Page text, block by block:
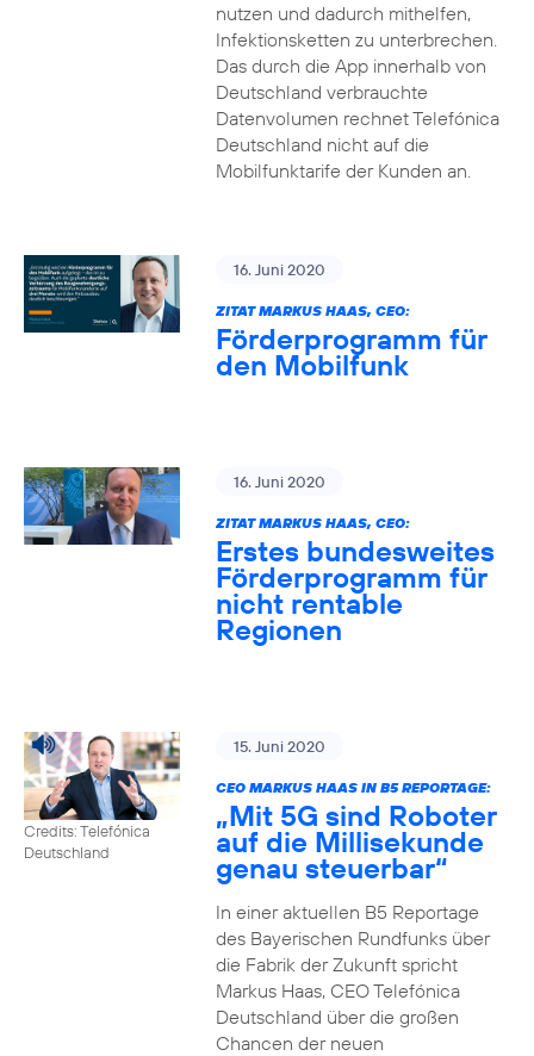
nutzen und dadurch mithelfen,
Infektionsketten zu unterbrechen.
Das durch die App innerhalb von
Deutschland verbrauchte
Datenvolumen rechnet Telefónica
Deutschland nicht auf die
Mobilfunktarife der Kunden an.
16. Juni 2020
ZITAT MARKUS HAAS, CEO:
Förderprogramm für
den Mobilfunk
16. Juni 2020
ZITAT MARKUS HAAS, CEO:
Erstes bundesweites
Förderprogramm für
nicht rentable
Regionen
Credits: Telefónica
Deutschland
15. Juni 2020
CEO MARKUS HAAS IN B5 REPORTAGE:
„Mit 5G sind Roboter
auf die Millisekunde
genau steuerbar“
In einer aktuellen B5 Reportage
des Bayerischen Rundfunks über
die Fabrik der Zukunft spricht
Markus Haas, CEO Telefónica
Deutschland über die großen
Chancen der neuen